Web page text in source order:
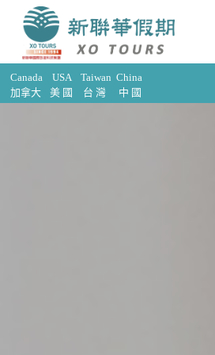
Canada
加拿大
USA
美 國
Taiwan
台 灣
China
中 國